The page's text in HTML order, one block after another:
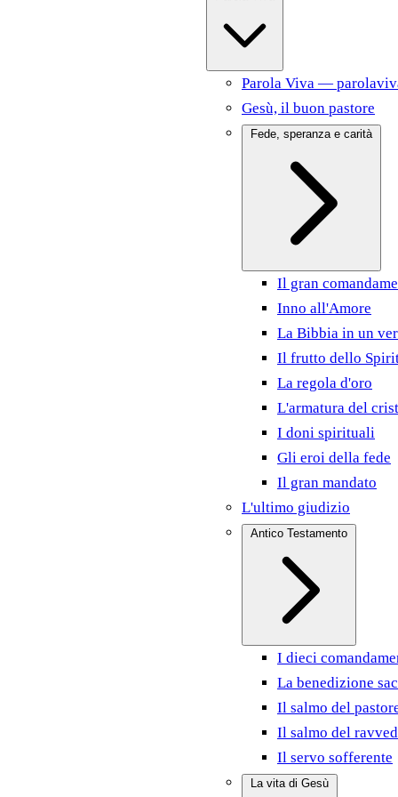
Parola Viva —
Gesù, il buon pastore
Il gran
Inno all'Amore
La Bibbia in un
Il frutto dello
La regola d'oro
L'armatura del
I doni spirituali
Gli eroi della fede
Il gran mandato
L'ultimo giudizio
I dieci
La benedizione
Il salmo del
Il salmo del
Il servo sofferente